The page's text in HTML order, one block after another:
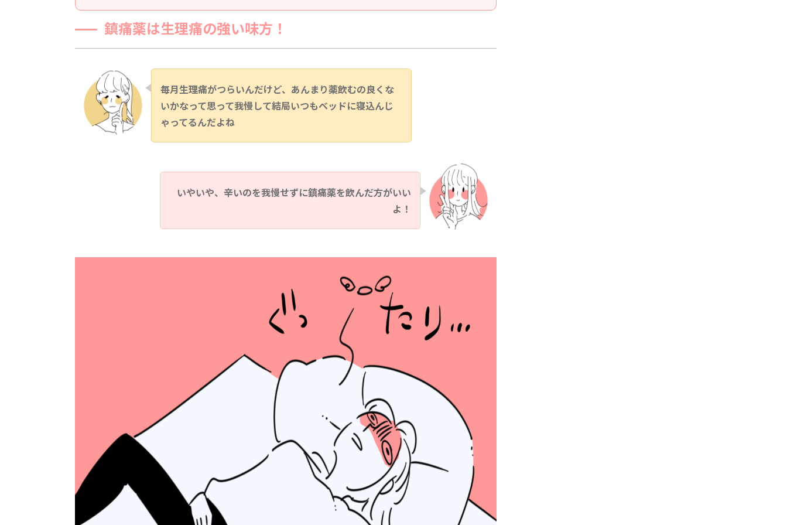
鎮痛薬は生理痛の強い味方！
毎月生理痛がつらいんだけど、あんまり薬飲むの良くな
いかなって思って我慢して結局いつもベッドに寝込んじ
ゃってるんだよね
いやいや、辛いのを我慢せずに鎮痛薬を飲んだ方がいい
よ！